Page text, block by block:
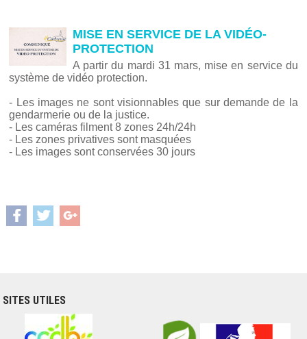
MISE EN SERVICE DE LA VIDÉO-
PROTECTION
A partir du mardi 31 mars, mise en service du
système de vidéo protection.
- Les images ne sont visionnables que sur demande de la
gendarmerie ou de la justice.
- Les caméras filment 8 zones 24h/24h
- Les zones privatives sont masquées
- Les images sont conservées 30 jours
SITES UTILES